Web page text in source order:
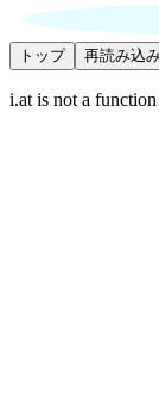
トップ 再読み込
i.at is not a function